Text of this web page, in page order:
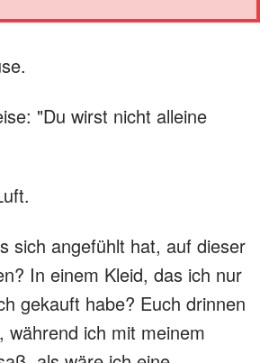
"Du wirst nicht alleine
sich angefühlt hat, auf dieser
In einem Kleid, das ich nur
gekauft habe? Euch drinnen
während ich mit meinem